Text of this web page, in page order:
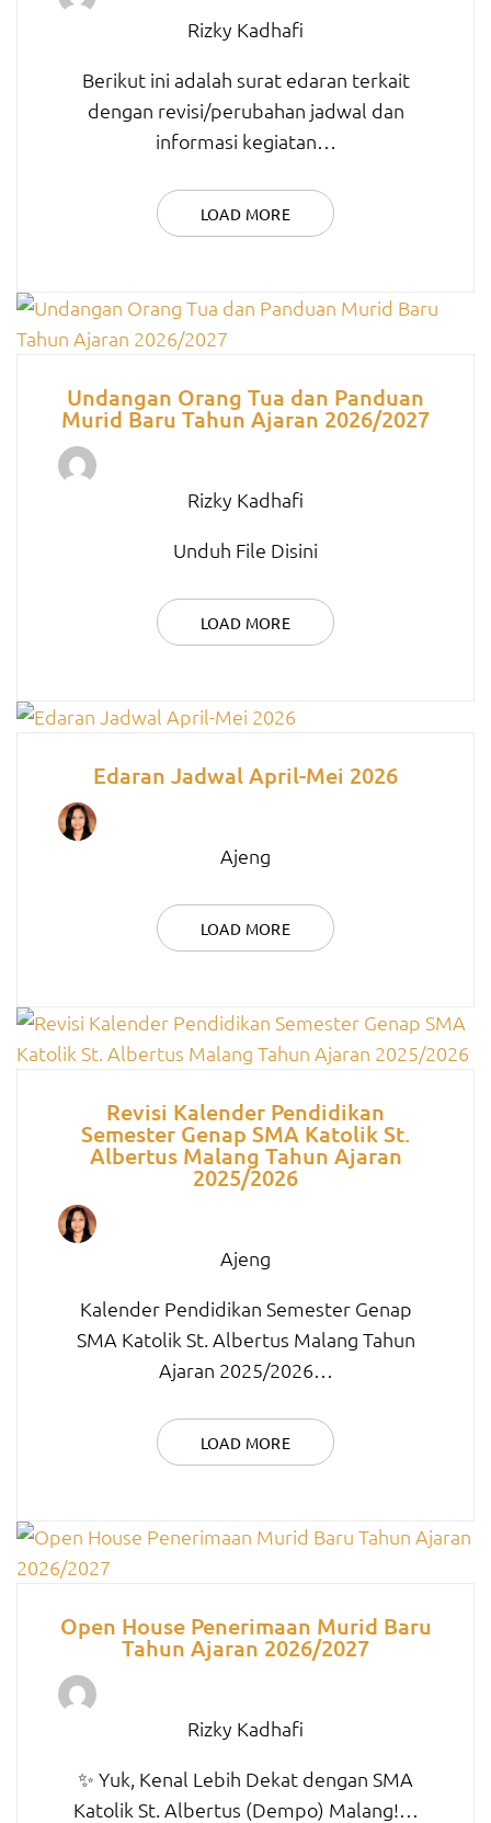
Rizky Kadhafi
Berikut ini adalah surat edaran terkait
dengan revisi/perubahan jadwal dan
informasi kegiatan…
LOAD MORE
Undangan Orang Tua dan Panduan
Murid Baru Tahun Ajaran 2026/2027
Rizky Kadhafi
Unduh File Disini
LOAD MORE
Edaran Jadwal April-Mei 2026
Ajeng
LOAD MORE
Revisi Kalender Pendidikan
Semester Genap SMA Katolik St.
Albertus Malang Tahun Ajaran
2025/2026
Ajeng
Kalender Pendidikan Semester Genap
SMA Katolik St. Albertus Malang Tahun
Ajaran 2025/2026…
LOAD MORE
Open House Penerimaan Murid Baru
Tahun Ajaran 2026/2027
Rizky Kadhafi
✨ Yuk, Kenal Lebih Dekat dengan SMA
Katolik St. Albertus (Dempo) Malang!…